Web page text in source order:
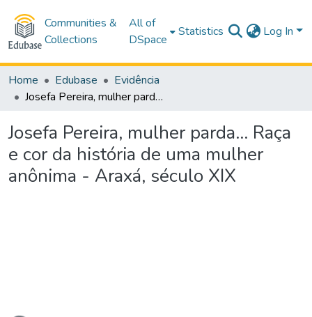
Communities &
Collections
All of
DSpace
Statistics Log In
Home Edubase
Evidência
Josefa Pereira, mulher parda... Raça e cor da história de uma mulher anônima - Araxá, século XIX
Josefa Pereira, mulher parda... Raça
e cor da história de uma mulher
anônima - Araxá, século XIX